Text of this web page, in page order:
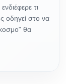
τι
οδηγεί στο να
θα